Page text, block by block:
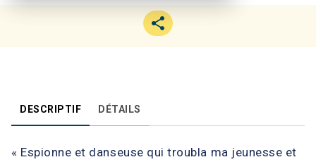
DESCRIPTIF DÉTAILS
« Espionne et danseuse qui troubla ma jeunesse et